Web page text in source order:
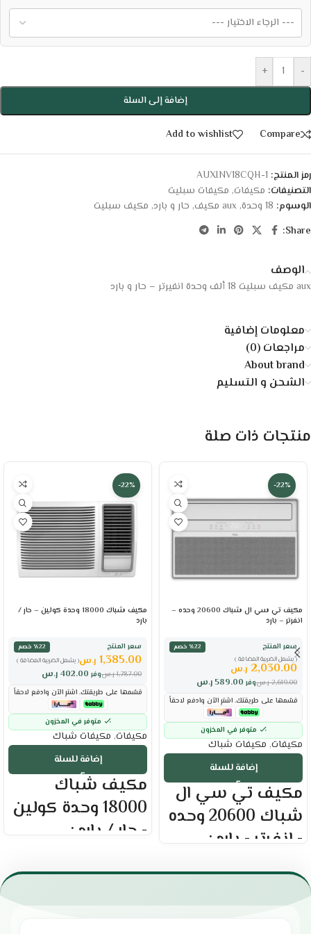
-
+
إضافة إلى السلة
Compare
Add to wishlist
رمز المنتج: AUXINV18CQH-1
التصنيفات: مكيفات, مكيفات سبليت
الوسوم: 18 وحدة , aux مكيف , حار و بارد, مكيف سبليت
Share:
الوصف
aux مكيف سبليت 18 ألف وحدة انفيرتر – حار و بارد
معلومات إضافية
مراجعات (0)
About brand
الشحن و التسليم
منتجات ذات صلة
-22%
مكيف تي سي ال شباك 20600 وحده –
انفرتر – بارد
سعر المنتج
٪22 خصم
( يشمل الضريبة المضافة )
2,030.00 ر.س
وفر 589.00 ر.س 2,619.00 ر.س
قسّمها على طريقتك. اشترِ الآن وادفع لاحقاً
متوفر في المخزون
مكيفات, مكيفات شباك
إضافة للسلة
مكيف تي سي ال
شباك 20600 وحده
- انفرتر - بارد :
نظام الهواء : هواء بارد
القدرة الفعلية : 20600 وحده
-22%
مكيف شباك 18000 وحدة كولين – حار /
بارد
سعر المنتج
٪22 خصم
( يشمل الضريبة المضافة )
1,385.00 ر.س
وفر 402.00 ر.س 1,787.00 ر.س
قسّمها على طريقتك. اشترِ الآن وادفع لاحقاً
متوفر في المخزون
مكيفات, مكيفات شباك
إضافة للسلة
مكيف شباك
18000 وحدة كولين
- حار / بارد :
نظام الهواء : حار / بارد